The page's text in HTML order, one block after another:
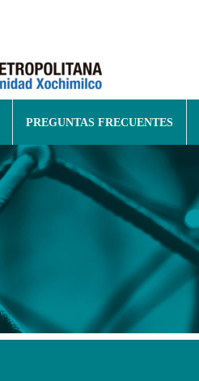
PREGUNTAS FRECUENTES